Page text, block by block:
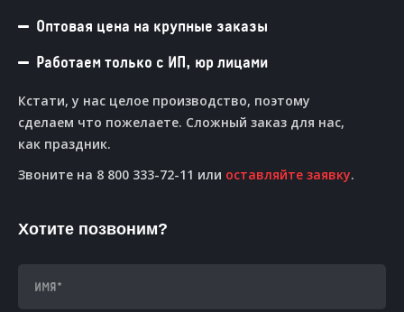
Оптовая цена на крупные заказы
Работаем только с ИП, юр лицами
Кстати, у нас целое производство, поэтому
сделаем что пожелаете. Сложный заказ для нас,
как праздник.
Звоните на 8 800 333-72-11 или оставляйте заявку.
Хотите позвоним?